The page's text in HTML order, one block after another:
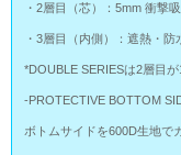
・2層目（芯）：5mm 衝撃
・3層目（内側）：遮熱・
*DOUBLE SERIESは2層目が
-PROTECTIVE BOTTOM
ボトムサイドを600D生地で